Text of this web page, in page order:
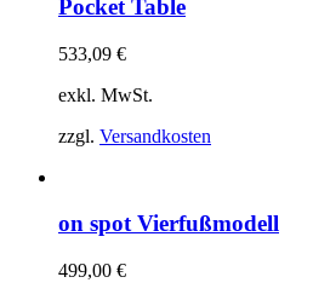
Pocket Table
533,09 €
exkl. MwSt.
zzgl. Versandkosten
on spot Vierfußmodell
499,00 €